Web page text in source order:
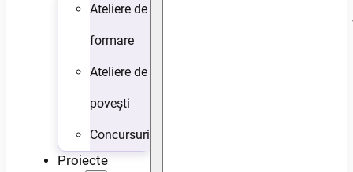
Ateliere de
formare
Ateliere de
povești
Concursuri
Proiecte